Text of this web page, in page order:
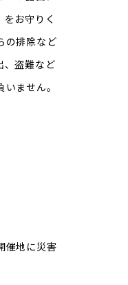
お守りく
の排除など
、盗難など
ません。
催地に災害